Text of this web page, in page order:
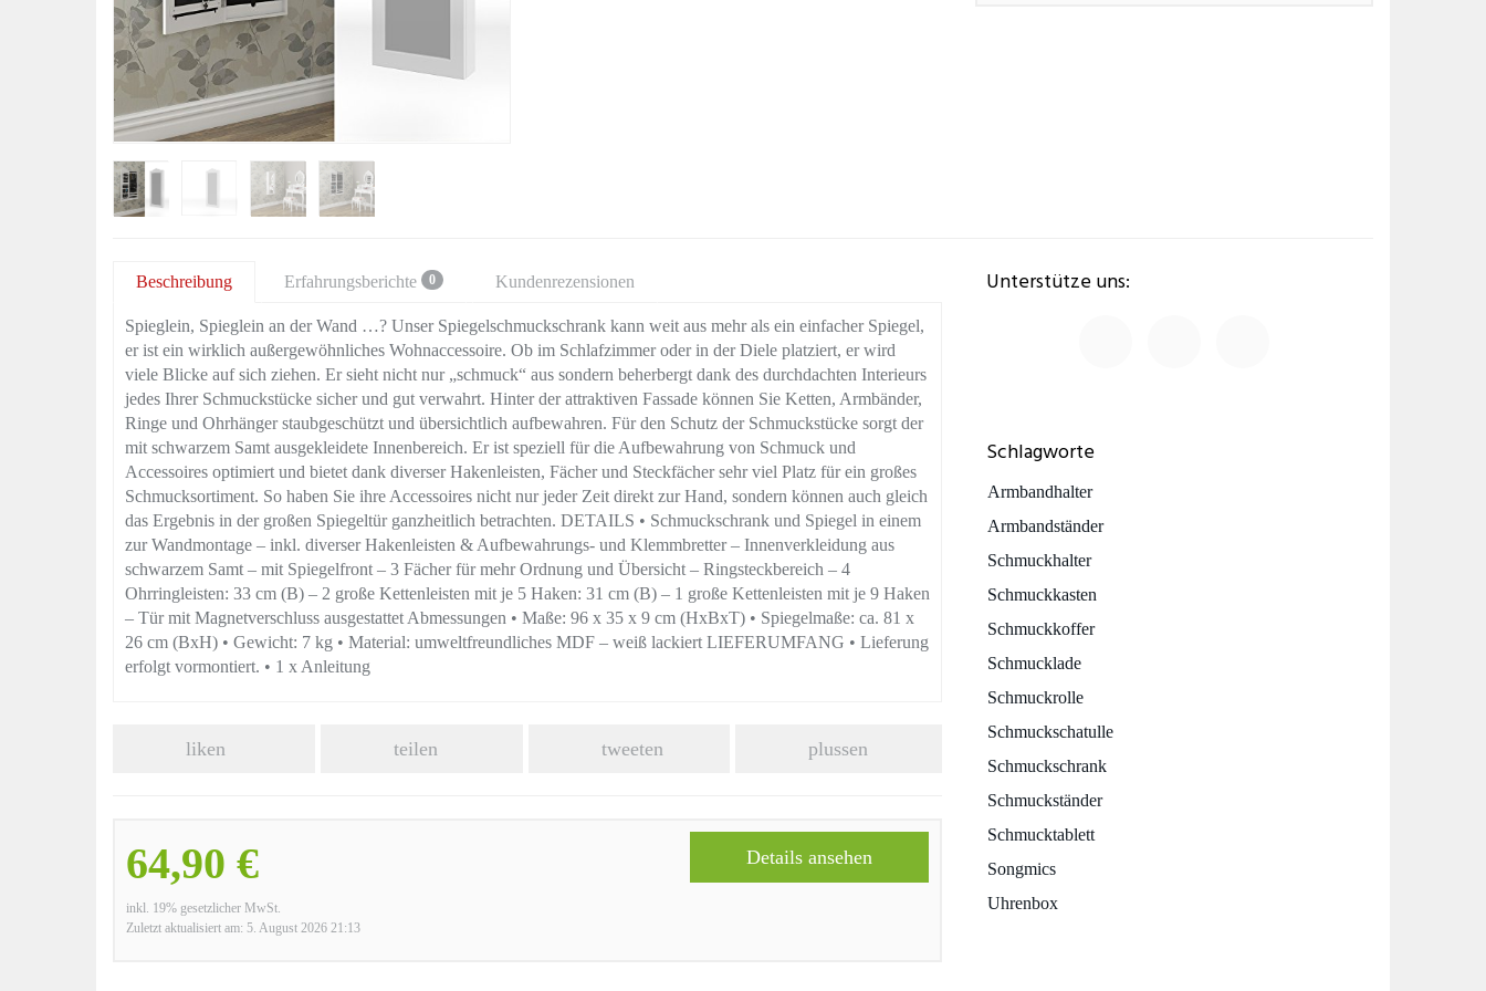
Beschreibung Erfahrungsberichte 0 Kundenrezensionen
Spieglein, Spieglein an der Wand …? Unser Spiegelschmuckschrank kann weit aus mehr als ein einfacher Spiegel,
er ist ein wirklich außergewöhnliches Wohnaccessoire. Ob im Schlafzimmer oder in der Diele platziert, er wird
viele Blicke auf sich ziehen. Er sieht nicht nur „schmuck“ aus sondern beherbergt dank des durchdachten Interieurs
jedes Ihrer Schmuckstücke sicher und gut verwahrt. Hinter der attraktiven Fassade können Sie Ketten, Armbänder,
Ringe und Ohrhänger staubgeschützt und übersichtlich aufbewahren. Für den Schutz der Schmuckstücke sorgt der
mit schwarzem Samt ausgekleidete Innenbereich. Er ist speziell für die Aufbewahrung von Schmuck und
Accessoires optimiert und bietet dank diverser Hakenleisten, Fächer und Steckfächer sehr viel Platz für ein großes
Schmucksortiment. So haben Sie ihre Accessoires nicht nur jeder Zeit direkt zur Hand, sondern können auch gleich
das Ergebnis in der großen Spiegeltür ganzheitlich betrachten. DETAILS • Schmuckschrank und Spiegel in einem
zur Wandmontage – inkl. diverser Hakenleisten & Aufbewahrungs- und Klemmbretter – Innenverkleidung aus
schwarzem Samt – mit Spiegelfront – 3 Fächer für mehr Ordnung und Übersicht – Ringsteckbereich – 4
Ohrringleisten: 33 cm (B) – 2 große Kettenleisten mit je 5 Haken: 31 cm (B) – 1 große Kettenleisten mit je 9 Haken
– Tür mit Magnetverschluss ausgestattet Abmessungen • Maße: 96 x 35 x 9 cm (HxBxT) • Spiegelmaße: ca. 81 x
26 cm (BxH) • Gewicht: 7 kg • Material: umweltfreundliches MDF – weiß lackiert LIEFERUMFANG • Lieferung
erfolgt vormontiert. • 1 x Anleitung
liken teilen tweeten plussen
64,90 €
inkl. 19% gesetzlicher MwSt.
Zuletzt aktualisiert am: 5. August 2026 21:13
Details ansehen
Unterstütze uns:
Schlagworte
Armbandhalter
Armbandständer
Schmuckhalter
Schmuckkasten
Schmuckkoffer
Schmucklade
Schmuckrolle
Schmuckschatulle
Schmuckschrank
Schmuckständer
Schmucktablett
Songmics
Uhrenbox